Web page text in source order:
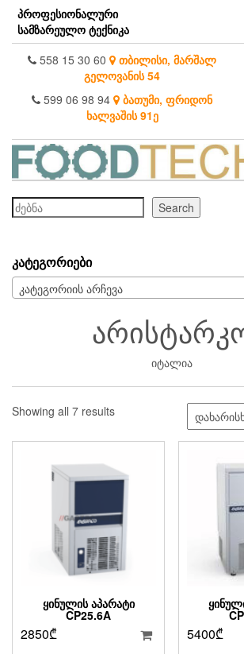
Skip
the
content
პროფესიონალური
სამზარეულო ტექნიკა
558 15 30 60 თბილისი, მარშალ
გელოვანის 54
599 06 98 94 ბათუმი, ფრიდონ
ხალვაშის 91ე
ძებნა
Search
ᲙᲐᲢᲔᲒᲝᲠᲘᲔᲑᲘ
კატეგორიის არჩევა
იტალია
Showing all 7 resultsSorted
latest
ᲧᲘᲜᲣᲚᲘᲡ ᲐᲞᲐᲠᲐᲢᲘ
CP25.6A
2850₾ 5400₾